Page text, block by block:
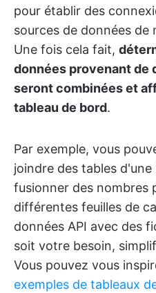
pour établir des
sources de données de
Une fois cela fait,
données provenant
seront combinées et
tableau de bord.
Par exemple, vous
joindre des tables
fusionner des nombres
différentes feuilles de
données API avec des
soit votre besoin,
Vous pouvez vous
exemples de tableaux